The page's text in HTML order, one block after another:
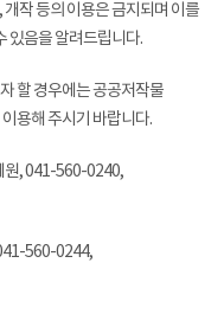
개작 등의 이용은 금지되며 이를
있음을 알려드립니다.
할 경우에는 공공저작물
용해 주시기 바랍니다.
원, 041-560-0240,
560-0244,